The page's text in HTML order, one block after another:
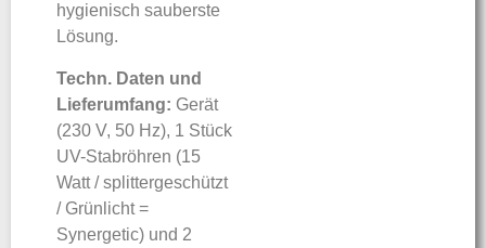
hygienisch sauberste
Lösung.
Techn. Daten und
Lieferumfang: Gerät
(230 V, 50 Hz), 1 Stück
UV-Stabröhren (15
Watt / splittergeschützt
/ Grünlicht =
Synergetic) und 2